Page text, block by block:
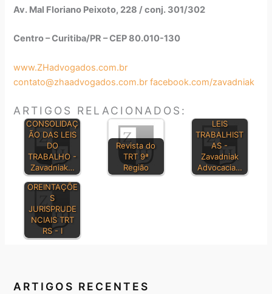
Av. Mal Floriano Peixoto, 228 / conj. 301/302
Centro – Curitiba/PR – CEP 80.010-130
www.ZHadvogados.com.br
contato@zhaadvogados.com.br facebook.com/zavadniak
ARTIGOS RELACIONADOS:
CONSOLIDAÇ
ÃO DAS LEIS
DO
TRABALHO -
Zavadniak…
Revista do
TRT 9ª
Região
LEIS
TRABALHIST
AS -
Zavadniak
Advocacia…
OREINTAÇÕE
S
JURISPRUDE
NCIAIS TRT
RS - I
ARTIGOS RECENTES